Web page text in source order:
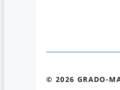
© 2026 GRADO-